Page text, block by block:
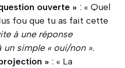
ouverte » : « Quel
fou que tu as fait cette
à une réponse
un simple « oui/non ».
» : « La